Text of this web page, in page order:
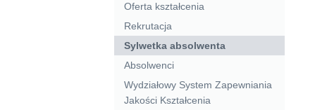
Oferta kształcenia
Rekrutacja
Sylwetka absolwenta
Absolwenci
Wydziałowy System Zapewniania
Jakości Kształcenia